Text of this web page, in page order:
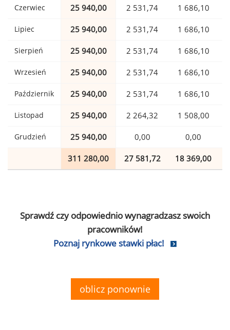
Czerwiec 25 940,00 2 531,74 1 686,10
Lipiec 25 940,00 2 531,74 1 686,10
Sierpień 25 940,00 2 531,74 1 686,10
Wrzesień 25 940,00 2 531,74 1 686,10
Październik 25 940,00 2 531,74 1 686,10
Listopad 25 940,00 2 264,32 1 508,00
Grudzień 25 940,00 0,00 0,00
311 280,00 27 581,72 18 369,00
Sprawdź czy odpowiednio wynagradzasz swoich
pracowników!
Poznaj rynkowe stawki płac!
oblicz ponownie